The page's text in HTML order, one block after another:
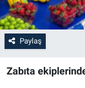
Paylaş
Zabıta
Dünya
Teknoloji
Magazin